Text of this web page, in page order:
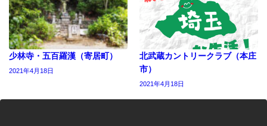
少林寺・五百羅漢（寄居町）
2021年4月18日
北武蔵カントリークラブ（本庄
市）
2021年4月18日